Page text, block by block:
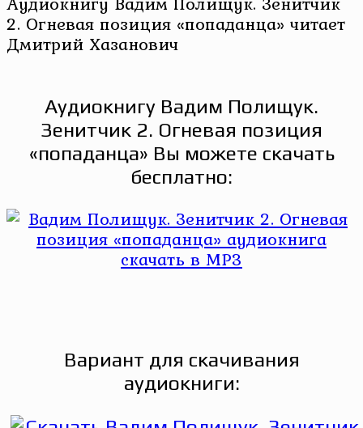
2. Огневая позиция «попаданца» читает
Дмитрий Хазанович
Аудиокнигу Вадим Полищук.
Зенитчик 2. Огневая позиция
«попаданца» Вы можете скачать
бесплатно:
Вариант для скачивания
аудиокниги: